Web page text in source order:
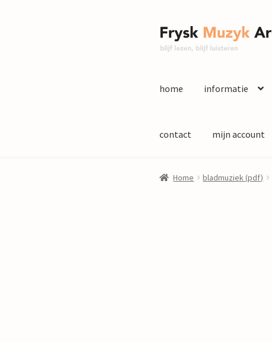
Ga
door
Ga
naar
home informatie
contact mijn account
Home bladmuziek (pdf)